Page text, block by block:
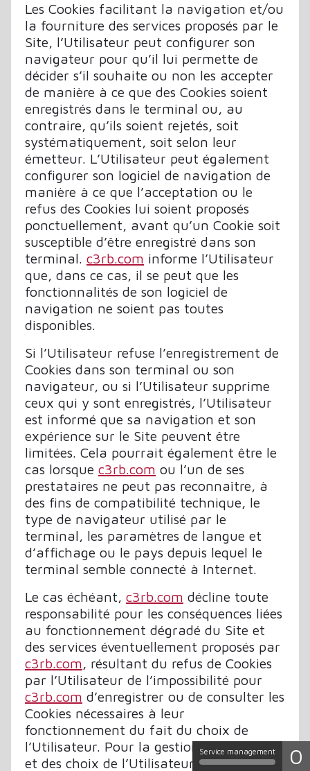
Les Cookies facilitant la navigation et/ou
la fourniture des services proposés par le
Site, l’Utilisateur peut configurer son
navigateur pour qu’il lui permette de
décider s’il souhaite ou non les accepter
de manière à ce que des Cookies soient
enregistrés dans le terminal ou, au
contraire, qu’ils soient rejetés, soit
systématiquement, soit selon leur
émetteur. L’Utilisateur peut également
configurer son logiciel de navigation de
manière à ce que l’acceptation ou le
refus des Cookies lui soient proposés
ponctuellement, avant qu’un Cookie soit
susceptible d’être enregistré dans son
terminal. c3rb.com informe l’Utilisateur
que, dans ce cas, il se peut que les
fonctionnalités de son logiciel de
navigation ne soient pas toutes
disponibles.
Si l’Utilisateur refuse l’enregistrement de
Cookies dans son terminal ou son
navigateur, ou si l’Utilisateur supprime
ceux qui y sont enregistrés, l’Utilisateur
est informé que sa navigation et son
expérience sur le Site peuvent être
limitées. Cela pourrait également être le
cas lorsque c3rb.com ou l’un de ses
prestataires ne peut pas reconnaître, à
des fins de compatibilité technique, le
type de navigateur utilisé par le
terminal, les paramètres de langue et
d’affichage ou le pays depuis lequel le
terminal semble connecté à Internet.
Le cas échéant, c3rb.com décline toute
responsabilité pour les conséquences liées
au fonctionnement dégradé du Site et
des services éventuellement proposés par
c3rb.com, résultant du refus de Cookies
par l’Utilisateur de l’impossibilité pour
c3rb.com d’enregistrer ou de consulter les
Cookies nécessaires à leur
fonctionnement du fait du choix de
l’Utilisateur. Pour la gestion des Cookies
et des choix de l’Utilisateur, la
Service management 0